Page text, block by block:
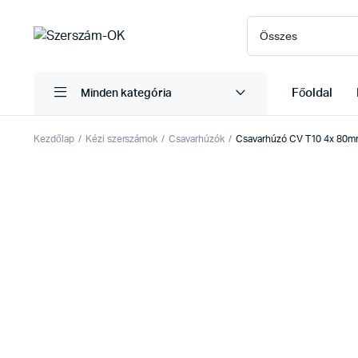
Minden kategória Főoldal
Kezdőlap Kézi szerszámok Csavarhúzók Csavarhúzó CV T10 4x